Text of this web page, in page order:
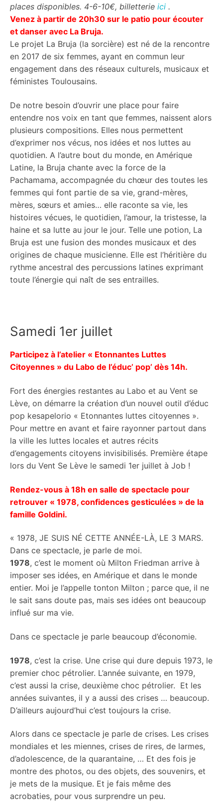
places disponibles. 4-6-10€, billetterie ici .
Venez à partir de 20h30 sur le patio pour écouter
et danser avec La Bruja.
Le projet La Bruja (la sorcière) est né de la rencontre
en 2017 de six femmes, ayant en commun leur
engagement dans des réseaux culturels, musicaux et
féministes Toulousains.
De notre besoin d’ouvrir une place pour faire
entendre nos voix en tant que femmes, naissent alors
plusieurs compositions. Elles nous permettent
d’exprimer nos vécus, nos idées et nos luttes au
quotidien. A l’autre bout du monde, en Amérique
Latine, la Bruja chante avec la force de la
Pachamama, accompagnée du chœur des toutes les
femmes qui font partie de sa vie, grand-mères,
mères, sœurs et amies… elle raconte sa vie, les
histoires vécues, le quotidien, l’amour, la tristesse, la
haine et sa lutte au jour le jour. Telle une potion, La
Bruja est une fusion des mondes musicaux et des
origines de chaque musicienne. Elle est l’héritière du
rythme ancestral des percussions latines exprimant
toute l’énergie qui naît de ses entrailles.
Samedi 1er juillet
Participez à l’atelier « Etonnantes Luttes
Citoyennes » du Labo de l’éduc’ pop’ dès 14h.
Fort des énergies restantes au Labo et au Vent se
Lève, on démarre la création d’un nouvel outil d’éduc
pop kesapelorio « Etonnantes luttes citoyennes ».
Pour mettre en avant et faire rayonner partout dans
la ville les luttes locales et autres récits
d’engagements citoyens invisibilisés. Première étape
lors du Vent Se Lève le samedi 1er juillet à Job !
Rendez-vous à 18h en salle de spectacle pour
retrouver « 1978, confidences gesticulées » de la
famille Goldini.
« 1978, JE SUIS NÉ CETTE ANNÉE-LÀ, LE 3 MARS.
Dans ce spectacle, je parle de moi.
1978, c’est le moment où Milton Friedman arrive à
imposer ses idées, en Amérique et dans le monde
entier. Moi je l’appelle tonton Milton ; parce que, il ne
le sait sans doute pas, mais ses idées ont beaucoup
influé sur ma vie.
Dans ce spectacle je parle beaucoup d’économie.
1978, c’est la crise. Une crise qui dure depuis 1973, le
premier choc pétrolier. L’année suivante, en 1979,
c’est aussi la crise, deuxième choc pétrolier. Et les
années suivantes, il y a aussi des crises … beaucoup.
D’ailleurs aujourd’hui c’est toujours la crise.
Alors dans ce spectacle je parle de crises. Les crises
mondiales et les miennes, crises de rires, de larmes,
d’adolescence, de la quarantaine, … Et des fois je
montre des photos, ou des objets, des souvenirs, et
je mets de la musique. Et je fais même des
acrobaties, pour vous surprendre un peu.